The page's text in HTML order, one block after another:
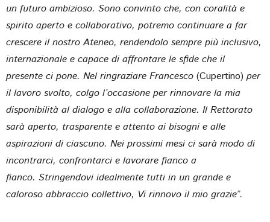
un futuro ambizioso. Sono convinto che, con coralità e
spirito aperto e collaborativo, potremo continuare a far
crescere il nostro Ateneo, rendendolo sempre più inclusivo,
internazionale e capace di affrontare le sfide che il
presente ci pone. Nel ringraziare Francesco (Cupertino) per
il lavoro svolto, colgo l’occasione per rinnovare la mia
disponibilità al dialogo e alla collaborazione. Il Rettorato
sarà aperto, trasparente e attento ai bisogni e alle
aspirazioni di ciascuno. Nei prossimi mesi ci sarà modo di
incontrarci, confrontarci e lavorare fianco a
fianco. Stringendovi idealmente tutti in un grande e
caloroso abbraccio collettivo, Vi rinnovo il mio grazie”.